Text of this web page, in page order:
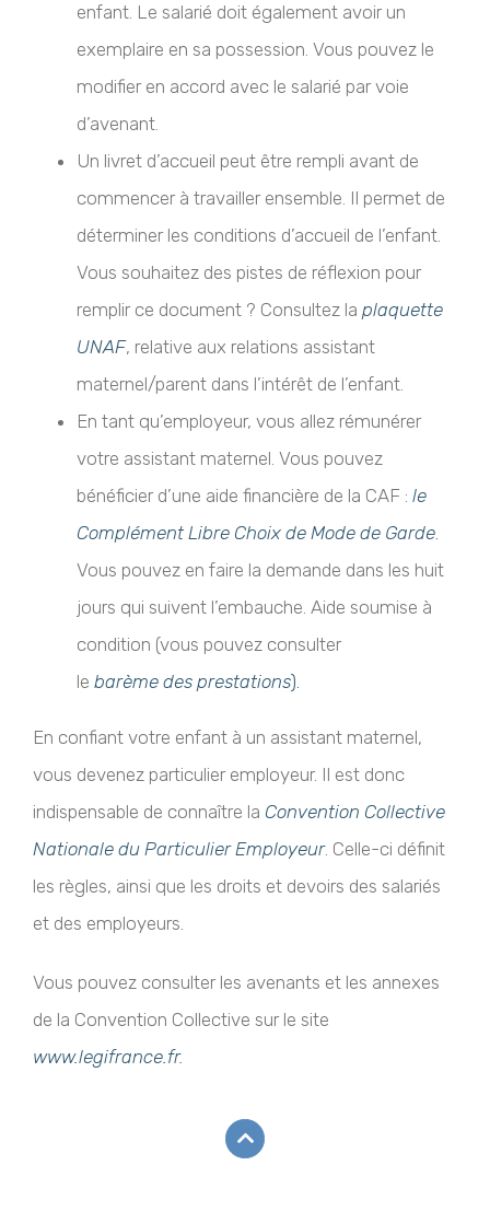
enfant. Le salarié doit également avoir un
exemplaire en sa possession. Vous pouvez le
modifier en accord avec le salarié par voie
d’avenant.
Un livret d’accueil peut être rempli avant de
commencer à travailler ensemble. Il permet de
déterminer les conditions d’accueil de l’enfant.
Vous souhaitez des pistes de réflexion pour
remplir ce document ? Consultez la plaquette
UNAF, relative aux relations assistant
maternel/parent dans l’intérêt de l’enfant.
En tant qu’employeur, vous allez rémunérer
votre assistant maternel. Vous pouvez
bénéficier d’une aide financière de la CAF : le
Complément Libre Choix de Mode de Garde.
Vous pouvez en faire la demande dans les huit
jours qui suivent l’embauche. Aide soumise à
condition (vous pouvez consulter
le barème des prestations).
En confiant votre enfant à un assistant maternel,
vous devenez particulier employeur. Il est donc
indispensable de connaître la Convention Collective
Nationale du Particulier Employeur. Celle-ci définit
les règles, ainsi que les droits et devoirs des salariés
et des employeurs.
Vous pouvez consulter les avenants et les annexes
de la Convention Collective sur le site
www.legifrance.fr.